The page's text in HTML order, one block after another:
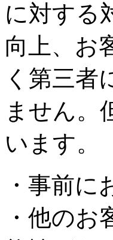
に対する
向上、お
く第三者
ません。
います。
・事前
・他の